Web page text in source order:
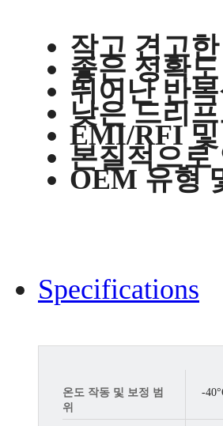
작고 견고한
좋은 정확도
뛰어난 반
낮은 드리
EMI/RFI 및
본질적으로
OEM 유형
Specifications
온도 작동 및 보정 범
위
-